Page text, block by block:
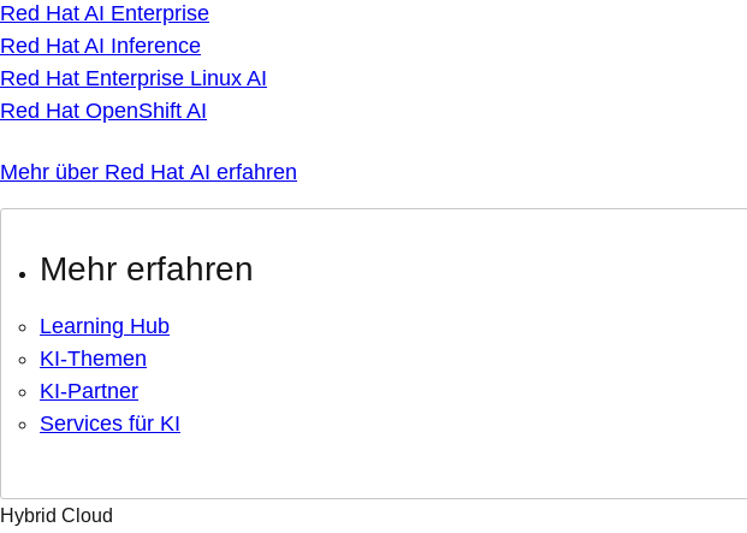
Red Hat AI Enterprise
Red Hat AI Inference
Red Hat Enterprise Linux AI
Red Hat OpenShift AI
Mehr über Red Hat AI erfahren
Mehr erfahren
Learning Hub
KI-Themen
KI-Partner
Services für KI
Hybrid Cloud